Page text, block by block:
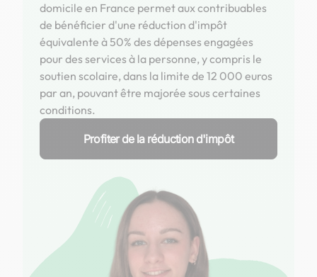
domicile en France permet aux contribuables
de bénéficier d'une réduction d'impôt
équivalente à 50% des dépenses engagées
pour des services à la personne, y compris le
soutien scolaire, dans la limite de 12 000 euros
par an, pouvant être majorée sous certaines
conditions.
Profiter de la réduction d'impôt